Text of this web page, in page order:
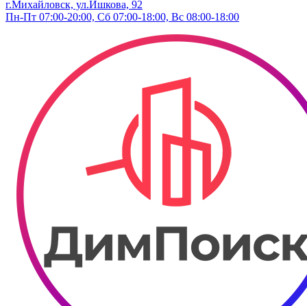
г.Михайловск, ул.Ишкова, 92
Пн-Пт 07:00-20:00, Сб 07:00-18:00, Вс 08:00-18:00